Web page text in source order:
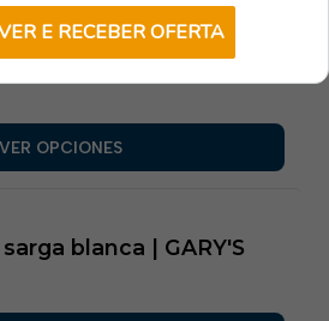
de cintura baja
VER OPCIONES
blanca | GARY'S
E RECEBER OFERTA